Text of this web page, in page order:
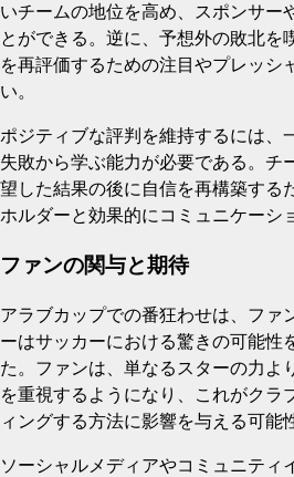
いチームの地位を高め、スポンサー
とができる。逆に、予想外の敗北を
を再評価するための注目やプレッシ
い。
ポジティブな評判を維持するには、
失敗から学ぶ能力が必要である。チ
望した結果の後に自信を再構築する
ホルダーと効果的にコミュニケーシ
ファンの関与と期待
アラブカップでの番狂わせは、ファ
ーはサッカーにおける驚きの可能性
た。ファンは、単なるスターの力よ
を重視するようになり、これがクラ
ィングする方法に影響を与える可能
ソーシャルメディアやコミュニティ